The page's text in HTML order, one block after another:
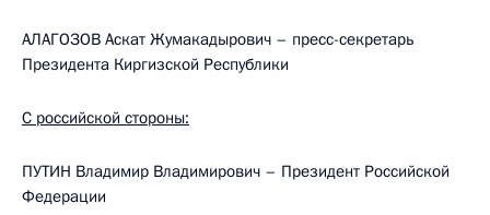
АЛАГОЗОВ Аскат Жумакадырович – пресс-секретарь
Президента Киргизской Республики
С российской стороны:
ПУТИН Владимир Владимирович – Президент Российской
Федерации